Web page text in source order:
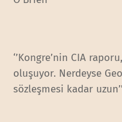
‘’Kongre’nin CIA
oluşuyor. Nerdeyse
sözleşmesi kadar